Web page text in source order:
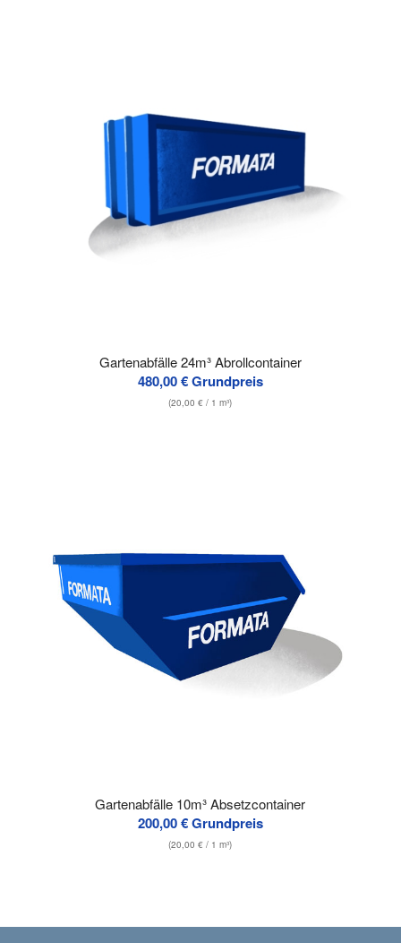
Gartenabfälle 24m³ Abrollcontainer
480,00€Grundpreis
(20,00€ / 1 m³)
Gartenabfälle 10m³ Absetzcontainer
200,00€Grundpreis
(20,00€ / 1 m³)